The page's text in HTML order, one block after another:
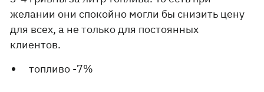
желании они спокойно могли бы снизить цену
для всех, а не только для постоянных
клиентов.
топливо -7%